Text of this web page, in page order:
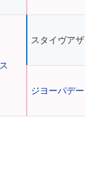
スタイヴアザ
ジヨーパデ